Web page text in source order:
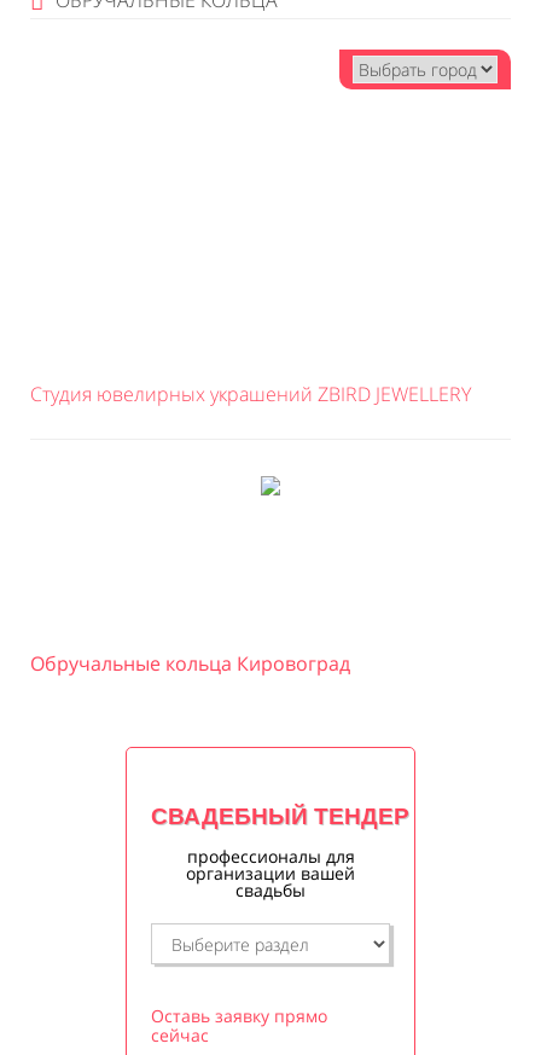
Студия ювелирных украшений ZBIRD JEWELLERY
Обручальные кольца Кировоград
СВАДЕБНЫЙ ТЕНДЕР
профессионалы для
организации вашей
свадьбы
Оставь заявку прямо
сейчас